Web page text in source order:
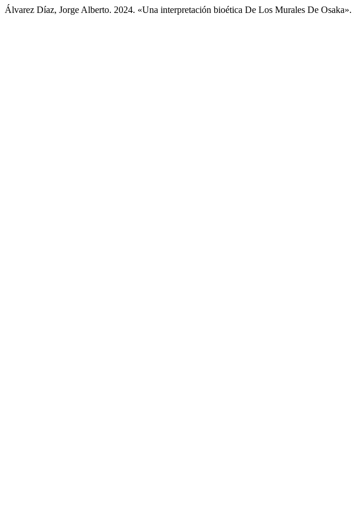
Álvarez Díaz, Jorge Alberto. 2024. «Una interpretación bioética De Los Murales De Osaka».